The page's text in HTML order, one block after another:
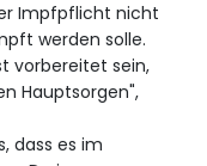
Impfpflicht nicht
werden solle.
vorbereitet sein,
Hauptsorgen",
dass es im